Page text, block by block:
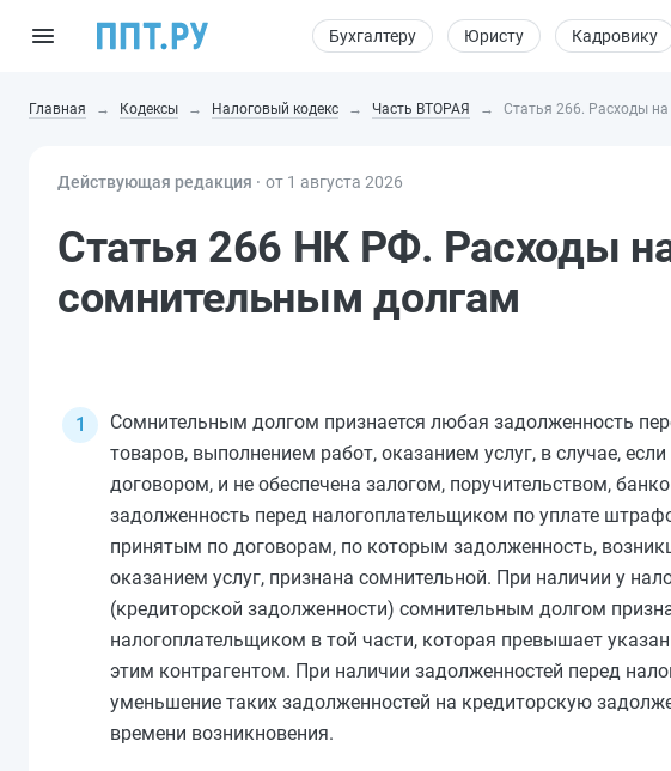
Бухгалтеру Юристу Кадровику
Главная Кодексы Налоговый кодекс Часть ВТОРАЯ Статья 266. Расходы
Действующая редакция ⸱ от 1 августа 2026
Статья 266 НК РФ. Расходы
сомнительным долгам
Сомнительным долгом признается любая задолженность
товаров, выполнением работ, оказанием услуг, в случае,
договором, и не обеспечена залогом, поручительством,
задолженность перед налогоплательщиком по уплате
принятым по договорам, по которым задолженность,
оказанием услуг, признана сомнительной. При наличии у
(кредиторской задолженности) сомнительным долгом
налогоплательщиком в той части, которая превышает
этим контрагентом. При наличии задолженностей перед
уменьшение таких задолженностей на кредиторскую
времени возникновения.